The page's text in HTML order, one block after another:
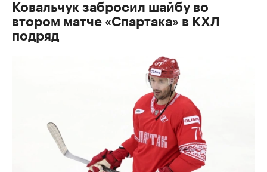
Ковальчук забросил шайбу во
втором матче «Спартака» в КХЛ
подряд